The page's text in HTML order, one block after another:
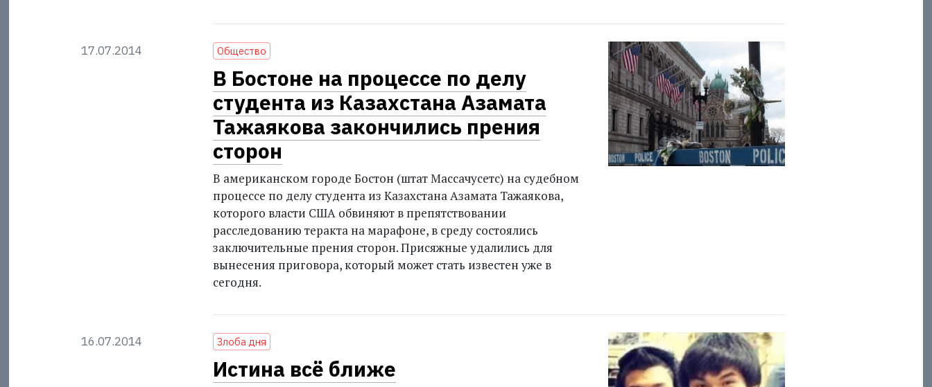
17.07.2014 Общество
В Бостоне на процессе по делу
студента из Казахстана Азамата
Тажаякова закончились прения
сторон
В американском городе Бостон (штат Массачусетс) на судебном
процессе по делу студента из Казахстана Азамата Тажаякова,
которого власти США обвиняют в препятствовании
расследованию теракта на марафоне, в среду состоялись
заключительные прения сторон. Присяжные удалились для
вынесения приговора, который может стать известен уже в
сегодня.
16.07.2014 Злоба дня
Истина всё ближе